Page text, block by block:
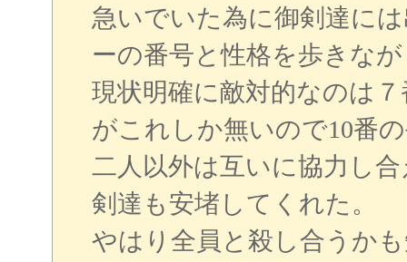
急いでいた為に御剣達に
ーの番号と性格を歩きな
現状明確に敵対的なのは
がこれしか無いので10番
二人以外は互いに協力し
剣達も安堵してくれた。
やはり全員と殺し合うか